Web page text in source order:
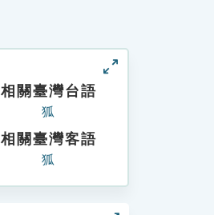
相關臺灣台語
狐
相關臺灣客語
狐